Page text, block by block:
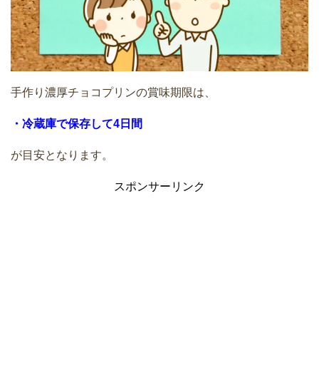
手作り濃厚チョコプリンの賞味期限は、
・冷蔵庫で保存して4日間
が目安となります。
スポンサーリンク